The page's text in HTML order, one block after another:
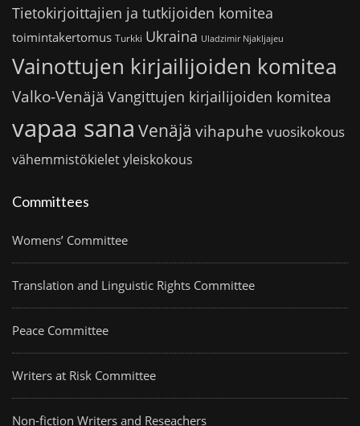
Tietokirjoittajien ja tutkijoiden komitea
toimintakertomus Turkki Ukraina Uladzimir Njakljajeu
Vainottujen kirjailijoiden komitea
Valko-Venäjä Vangittujen kirjailijoiden komitea
vapaa sana Venäjä vihapuhe vuosikokous
vähemmistökieletyleiskokous
Committees
Womens’ Committee
Translation and Linguistic Rights Committee
Peace Committee
Writers at Risk Committee
Non-fiction Writers and Reseachers